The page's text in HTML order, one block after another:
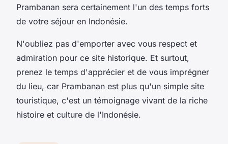
Prambanan sera certainement l'un des temps forts
de votre séjour en Indonésie.
N'oubliez pas d'emporter avec vous respect et
admiration pour ce site historique. Et surtout,
prenez le temps d'apprécier et de vous imprégner
du lieu, car Prambanan est plus qu'un simple site
touristique, c'est un témoignage vivant de la riche
histoire et culture de l'Indonésie.